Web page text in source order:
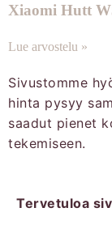
Xiaomi Hutt
Lue arvostelu »
Sivustomme
hinta pysyy
saadut pienet
tekemiseen.
Tervetuloa